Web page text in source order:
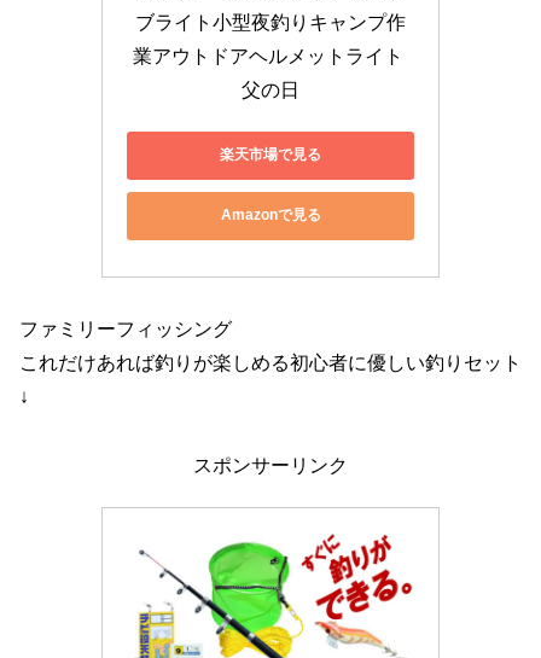
ブライト小型夜釣りキャンプ作
業アウトドアヘルメットライト
父の日
楽天市場で見る
Amazonで見る
ファミリーフィッシング
これだけあれば釣りが楽しめる初心者に優しい釣りセット
↓
スポンサーリンク